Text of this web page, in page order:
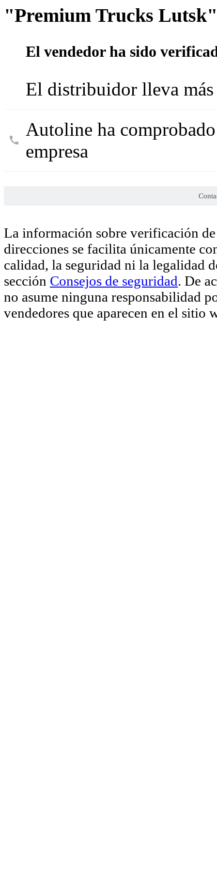
"Premium Trucks
El vendedor ha sido
El distribuidor lleva
Autoline ha
empresa
La información sobre verificación
direcciones se facilita únicamente
calidad, la seguridad ni la legalidad
sección Consejos de seguridad. De
no asume ninguna responsabilidad
vendedores que aparecen en el sitio